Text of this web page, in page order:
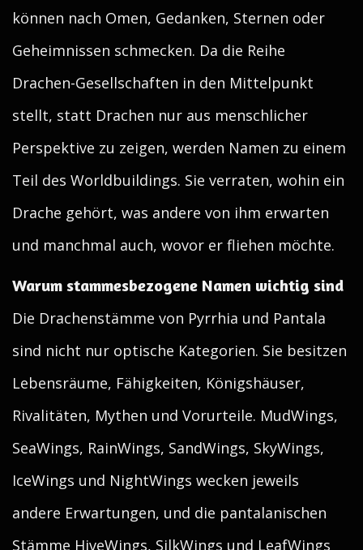
können nach Omen, Gedanken, Sternen oder
Geheimnissen schmecken. Da die Reihe
Drachen-Gesellschaften in den Mittelpunkt
stellt, statt Drachen nur aus menschlicher
Perspektive zu zeigen, werden Namen zu einem
Teil des Worldbuildings. Sie verraten, wohin ein
Drache gehört, was andere von ihm erwarten
und manchmal auch, wovor er fliehen möchte.
Warum stammesbezogene Namen wichtig sind
Die Drachenstämme von Pyrrhia und Pantala
sind nicht nur optische Kategorien. Sie besitzen
Lebensräume, Fähigkeiten, Königshäuser,
Rivalitäten, Mythen und Vorurteile. MudWings,
SeaWings, RainWings, SandWings, SkyWings,
IceWings und NightWings wecken jeweils
andere Erwartungen, und die pantalanischen
Stämme HiveWings, SilkWings und LeafWings